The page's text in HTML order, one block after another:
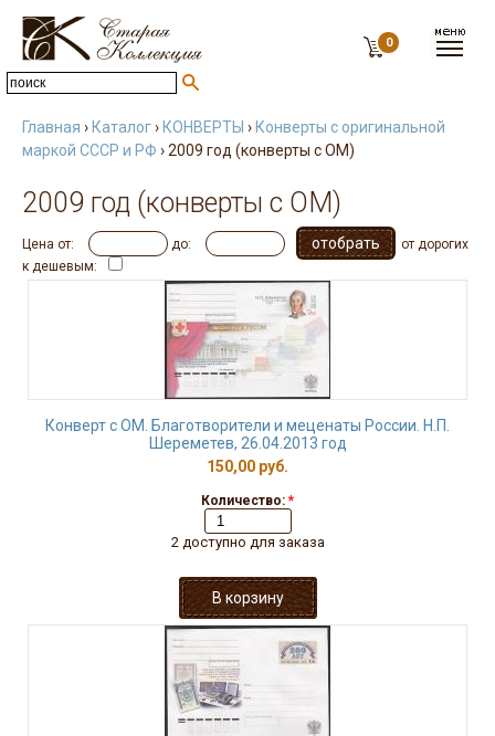
0
Главная › Каталог› КОНВЕРТЫ › Конверты с оригинальной
маркой СССР и РФ › 2009 год (конверты с ОМ)
2009 год (конверты с ОМ)
Цена от: до:
от дорогих
к дешевым:
Конверт с ОМ. Благотворители и меценаты России. Н.П.
Шереметев, 26.04.2013 год
150,00 руб.
Количество: *
2 доступно для заказа